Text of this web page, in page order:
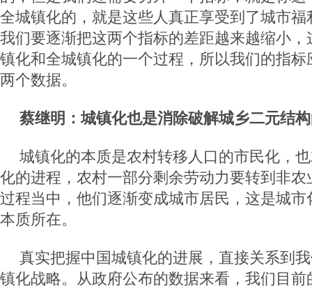
全城镇化的，就是这些人真正享受到了城市
我们要逐渐把这两个指标的差距越来越缩小
镇化和全城镇化的一个过程，所以我们的指
两个数据。
蔡继明：城镇化也是消除破解城乡二元结
城镇化的本质是农村转移人口的市民化，
化的进程，农村一部分剩余劳动力要转到非
过程当中，他们逐渐变成城市居民，这是城
本质所在。
真实把握中国城镇化的进展，直接关系到
镇化战略。从政府公布的数据来看，我们目